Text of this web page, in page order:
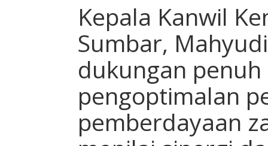
Kepala Kanwil
Sumbar,
dukungan
pengoptimalan
pemberdayaan